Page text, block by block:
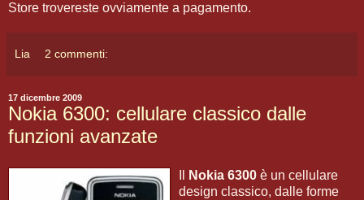
Store trovereste ovviamente a pagamento.
Lia 2 commenti:
17 dicembre 2009
Nokia 6300: cellulare classico dalle
funzioni avanzate
Nokia 6300 è un cellulare
design classico, dalle forme